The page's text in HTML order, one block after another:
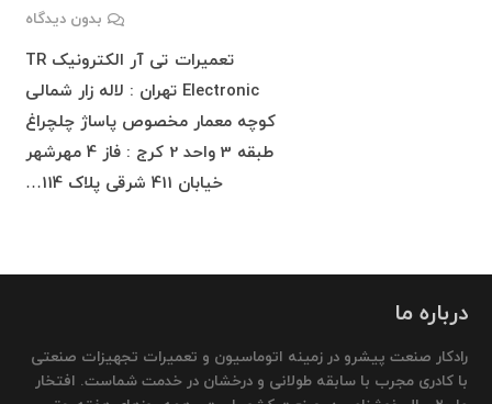
بدون دیدگاه
تعمیرات تی آر الکترونیک TR
Electronic تهران : لاله زار شمالی
کوچه معمار مخصوص پاساژ چلچراغ
طبقه 3 واحد 2 کرج : فاز 4 مهرشهر
خیابان 411 شرقی پلاک 114…
درباره ما
رادکار صنعت پیشرو در زمینه اتوماسیون و تعمیرات تجهیزات صنعتی
با کادری مجرب با سابقه طولانی و درخشان در خدمت شماست. افتخار